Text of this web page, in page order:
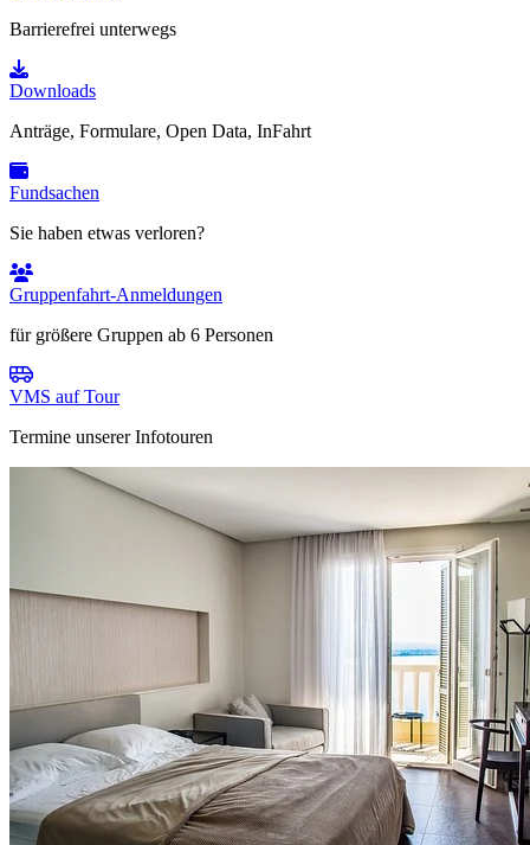
Barrierefrei unterwegs
Downloads
Anträge, Formulare, Open Data, InFahrt
Fundsachen
Sie haben etwas verloren?
Gruppenfahrt-Anmeldungen
für größere Gruppen ab 6 Personen
VMS auf Tour
Termine unserer Infotouren